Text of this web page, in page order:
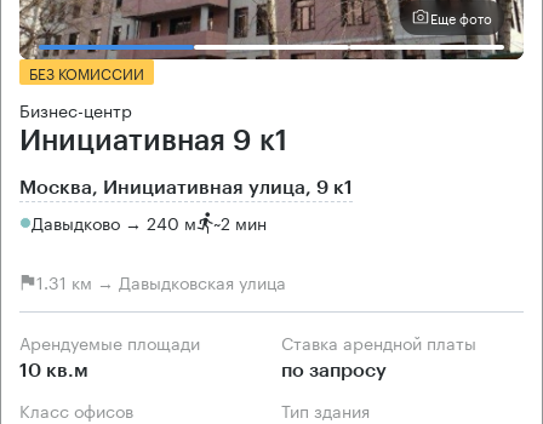
Еще фото
БЕЗ КОМИССИИ
Бизнес-центр
Инициативная 9 к1
Москва, Инициативная улица, 9 к1
Давыдково → 240 м ~2 мин
1.31 км → Давыдковская улица
Арендуемые площади
10 кв.м
Ставка арендной платы
по запросу
Класс офисов Тип здания